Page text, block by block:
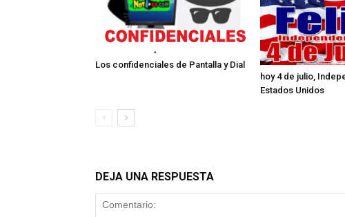
Los confidenciales de Pantalla y Dial
hoy 4 de julio,
Estados Unidos
DEJA UNA RESPUESTA